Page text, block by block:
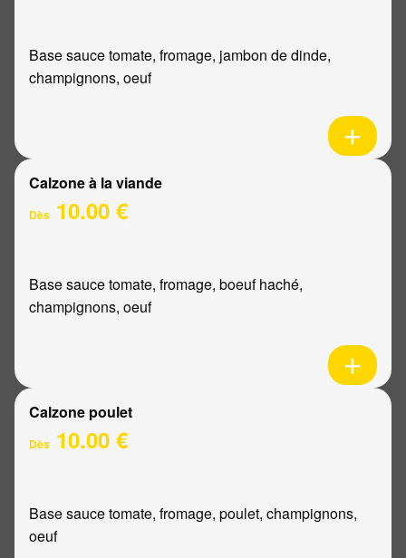
Base sauce tomate, fromage, jambon de dinde,
champignons, oeuf
Calzone à la viande
Dès 10.00 €
Base sauce tomate, fromage, boeuf haché,
champignons, oeuf
Calzone poulet
Dès 10.00 €
Base sauce tomate, fromage, poulet, champignons,
oeuf